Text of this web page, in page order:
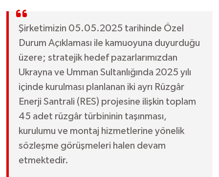
Şirketimizin 05.05.2025 tarihinde Özel
Durum Açıklaması ile kamuoyuna duyurduğu
üzere; stratejik hedef pazarlarımızdan
Ukrayna ve Umman Sultanlığında 2025 yılı
içinde kurulması planlanan iki ayrı Rüzgâr
Enerji Santrali (RES) projesine ilişkin toplam
45 adet rüzgâr türbininin taşınması,
kurulumu ve montaj hizmetlerine yönelik
sözleşme görüşmeleri halen devam
etmektedir.